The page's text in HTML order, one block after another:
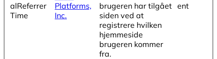
alReferrer
Time
Platforms,
Inc.
brugeren har tilgået
siden ved at
registrere hvilken
hjemmeside
brugeren kommer
fra.
ent